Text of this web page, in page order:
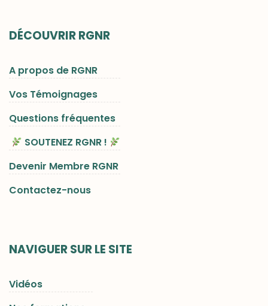
DÉCOUVRIR RGNR
A propos de RGNR
Vos Témoignages
Questions fréquentes
SOUTENEZ RGNR !
Devenir Membre RGNR
Contactez-nous
NAVIGUER SUR LE SITE
Vidéos